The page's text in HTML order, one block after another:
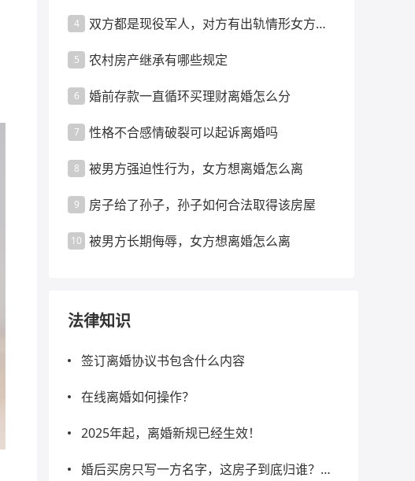
4
双方都是现役军人，对方有出轨情形女方怎
5 农村房产继承有哪些规定
6 婚前存款一直循环买理财离婚怎么分
7 性格不合感情破裂可以起诉离婚吗
8 被男方强迫性行为，女方想离婚怎么离
9 房子给了孙子，孙子如何合法取得该房屋
10 被男方长期侮辱，女方想离婚怎么离
法律知识
签订离婚协议书包含什么内容
在线离婚如何操作？
2025年起，离婚新规已经生效！
婚后买房只写一方名字，这房子到底归谁？律